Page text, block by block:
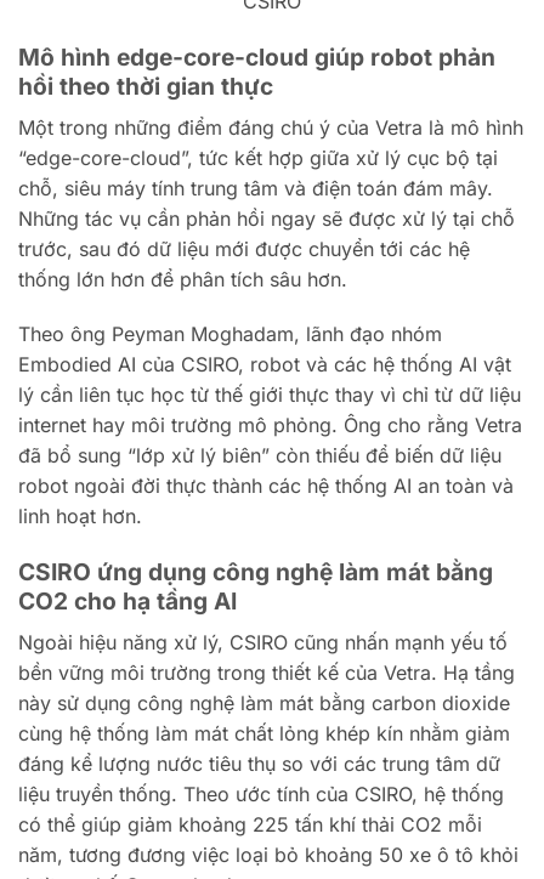
Mô hình edge-core-cloud giúp robot phản
hồi theo thời gian thực
Một trong những điểm đáng chú ý của Vetra là mô hình
“edge-core-cloud”, tức kết hợp giữa xử lý cục bộ tại
chỗ, siêu máy tính trung tâm và điện toán đám mây.
Những tác vụ cần phản hồi ngay sẽ được xử lý tại chỗ
trước, sau đó dữ liệu mới được chuyển tới các hệ
thống lớn hơn để phân tích sâu hơn.
Theo ông Peyman Moghadam, lãnh đạo nhóm
Embodied AI của CSIRO, robot và các hệ thống AI vật
lý cần liên tục học từ thế giới thực thay vì chỉ từ dữ liệu
internet hay môi trường mô phỏng. Ông cho rằng Vetra
đã bổ sung “lớp xử lý biên” còn thiếu để biến dữ liệu
robot ngoài đời thực thành các hệ thống AI an toàn và
linh hoạt hơn.
CSIRO ứng dụng công nghệ làm mát bằng
CO2 cho hạ tầng AI
Ngoài hiệu năng xử lý, CSIRO cũng nhấn mạnh yếu tố
bền vững môi trường trong thiết kế của Vetra. Hạ tầng
này sử dụng công nghệ làm mát bằng carbon dioxide
cùng hệ thống làm mát chất lỏng khép kín nhằm giảm
đáng kể lượng nước tiêu thụ so với các trung tâm dữ
liệu truyền thống. Theo ước tính của CSIRO, hệ thống
có thể giúp giảm khoảng 225 tấn khí thải CO2 mỗi
năm, tương đương việc loại bỏ khoảng 50 xe ô tô khỏi